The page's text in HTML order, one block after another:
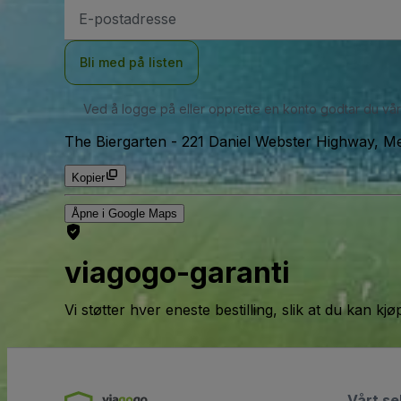
postadresse
Bli med på listen
Ved å logge på eller opprette en konto godtar du
The Biergarten - 221 Daniel Webster Highway,
Kopier
Åpne i Google Maps
viagogo-garanti
Vi støtter hver eneste bestilling, slik at du kan